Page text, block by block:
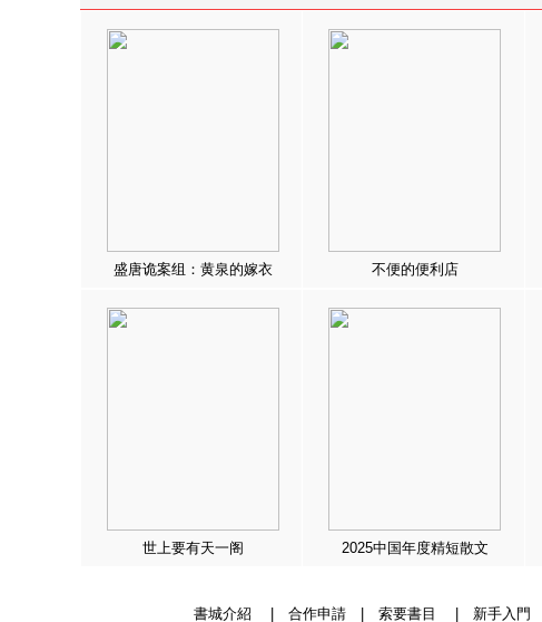
盛唐诡案组：黄泉的嫁衣 不便的便利店
世上要有天一阁 2025中国年度精短散文
書城介紹 合作申請| 索要書目 新手入門